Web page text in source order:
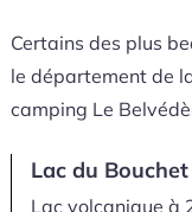
Certains des plus
le département de
camping Le
Lac du Bouchet
Lac volcanique à